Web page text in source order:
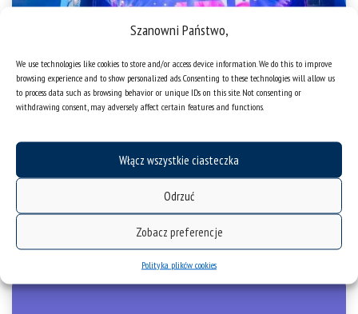
Szanowni Państwo,
We use technologies like cookies to store and/or access device information. We do this to improve
browsing experience and to show personalized ads. Consenting to these technologies will allow us
to process data such as browsing behavior or unique IDs on this site. Not consenting or
withdrawing consent, may adversely affect certain features and functions.
Włącz wszystkie ciasteczka
Odrzuć
Zobacz preferencje
Polityka plików cookies
KATOPOLIS
Widowisko naukowo-teatralne otwierające obchody EMNK 2024
już za nami! W katowickim Spodku zebrało się ponad 6 tys. osób